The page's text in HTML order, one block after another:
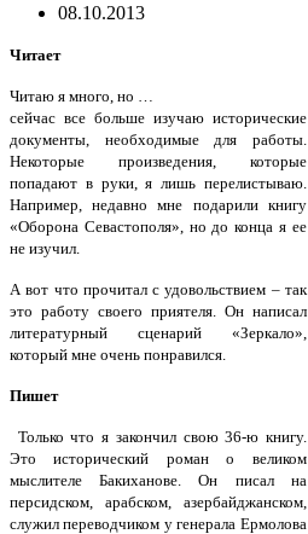
08.10.2013
Читает
Читаю я много, но …
сейчас все больше изучаю исторические
документы, необходимые для работы.
Некоторые произведения, которые
попадают в руки, я лишь перелистываю.
Например, недавно мне подарили книгу
«Оборона Севастополя», но до конца я ее
не изучил.
А вот что прочитал с удовольствием – так
это работу своего приятеля. Он написал
литературный сценарий «Зеркало»,
который мне очень понравился.
Пишет
Только что я закончил свою 36-ю книгу.
Это исторический роман о великом
мыслителе Бакиханове. Он писал на
персидском, арабском, азербайджанском,
служил переводчиком у генерала Ермолова